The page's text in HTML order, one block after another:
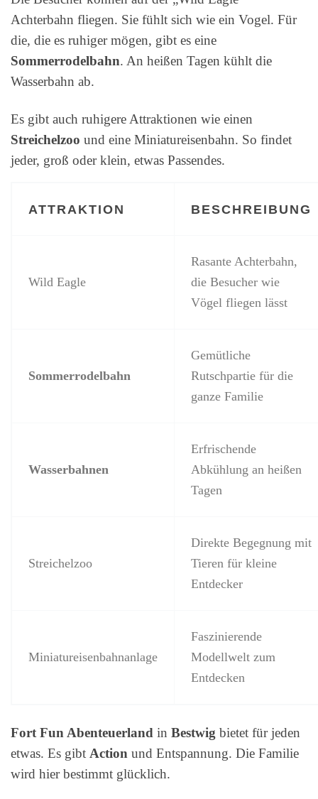
Achterbahn fliegen. Sie fühlt sich wie ein Vogel. Für
die, die es ruhiger mögen, gibt es eine
Sommerrodelbahn. An heißen Tagen kühlt die
Wasserbahn ab.
Es gibt auch ruhigere Attraktionen wie einen
Streichelzoo und eine Miniatureisenbahn. So findet
jeder, groß oder klein, etwas Passendes.
ATTRAKTION BESCHREIBUNG
Wild Eagle
Rasante Achterbahn,
die Besucher wie
Vögel fliegen lässt
Sommerrodelbahn
Gemütliche
Rutschpartie für die
ganze Familie
Wasserbahnen
Erfrischende
Abkühlung an heißen
Tagen
Streichelzoo
Direkte Begegnung mit
Tieren für kleine
Entdecker
Miniatureisenbahnanlage
Faszinierende
Modellwelt zum
Entdecken
Fort Fun Abenteuerland in Bestwig bietet für jeden
etwas. Es gibt Action und Entspannung. Die Familie
wird hier bestimmt glücklich.